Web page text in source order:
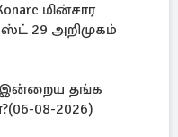
மின்சார
29 அறிமுகம்
தங்க
08-2026)